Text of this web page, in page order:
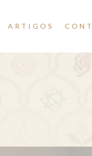
ARTIGOS